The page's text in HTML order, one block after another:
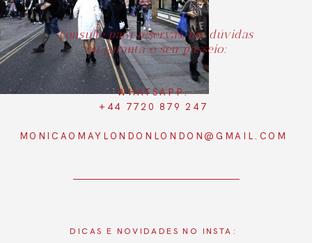
DICAS E NOVIDADES NO INSTA:
Consulte para reservas, tire dúvidas
ou garanta o seu passeio:
WHATSAPP:
+44 7720 879 247
MONICAOMAYLONDONLONDON@GMAIL.COM